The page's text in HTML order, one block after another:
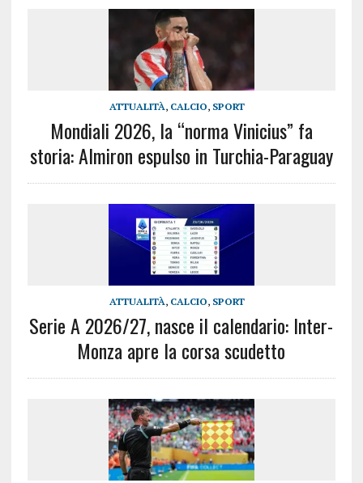
ATTUALITÀ, CALCIO, SPORT
Mondiali 2026, la “norma Vinicius” fa
storia: Almiron espulso in Turchia-Paraguay
ATTUALITÀ, CALCIO, SPORT
Serie A 2026/27, nasce il calendario: Inter-
Monza apre la corsa scudetto